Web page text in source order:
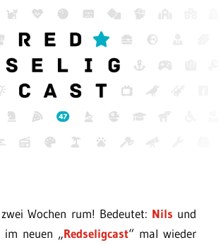
Wochen rum! Bedeutet: Nils und
im neuen „Redseligcast“ mal wieder